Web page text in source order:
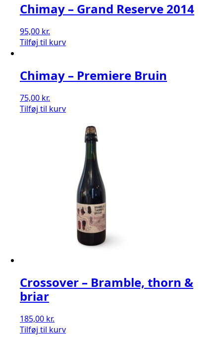
Chimay – Grand Reserve 2014
95,00 kr.
Tilføj til kurv
Chimay – Premiere Bruin
75,00 kr.
Tilføj til kurv
Crossover – Bramble, thorn &
briar
185,00 kr.
Tilføj til kurv